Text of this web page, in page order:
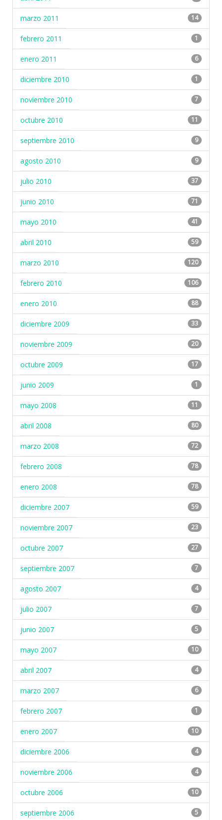
marzo 2011 14
febrero 2011 1
enero 2011 6
diciembre 2010 1
noviembre 2010 7
octubre 2010 11
septiembre 2010 9
agosto 2010 9
julio 2010 37
junio 2010 71
mayo 2010 41
abril 2010 59
marzo 2010 120
febrero 2010 106
enero 2010 88
diciembre 2009 33
noviembre 2009 20
octubre 2009 17
junio 2009 1
mayo 2008 11
abril 2008 80
marzo 2008 72
febrero 2008 78
enero 2008 78
diciembre 2007 59
noviembre 2007 23
octubre 2007 27
septiembre 2007 7
agosto 2007 4
julio 2007 7
junio 2007 5
mayo 2007 10
abril 2007 4
marzo 2007 6
febrero 2007 1
enero 2007 10
diciembre 2006 4
noviembre 2006 4
octubre 2006 10
septiembre 2006 5